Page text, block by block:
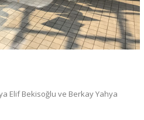
Elif Bekisoğlu ve Berkay Yahya